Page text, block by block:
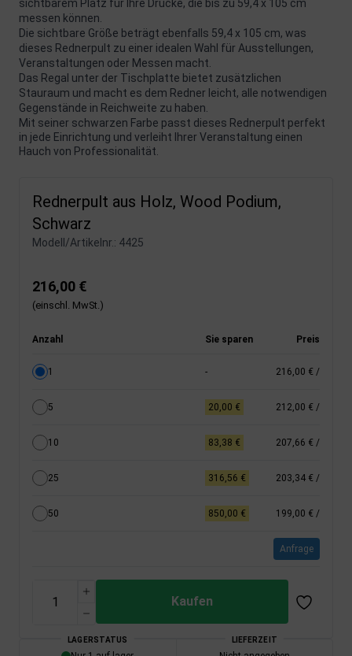
sichtbarem Platz für Ihre Drucke, die bis zu 59,4 x 105 cm
messen können.
Die sichtbare Größe beträgt ebenfalls 59,4 x 105 cm, was
dieses Rednerpult zu einer idealen Wahl für Ausstellungen,
Veranstaltungen oder Messen macht.
Das Regal unter der Tischplatte bietet zusätzlichen
Stauraum und macht es dem Redner leicht, alle notwendigen
Gegenstände in Reichweite zu haben.
Mit seiner schwarzen Farbe passt dieses Rednerpult perfekt
in jede Einrichtung und verleiht Ihrer Veranstaltung einen
Hauch von Professionalität.
Rednerpult aus Holz, Wood Podium,
Schwarz
Modell/Artikelnr.: 4425
216,00 €
(einschl. MwSt.)
Anzahl Sie sparen Preis
1 - 216,00 € /
5 20,00 € 212,00 € /
10 83,38 € 207,66 € /
25 316,56 € 203,34 € /
50 850,00 € 199,00 € /
Anfrage
Kaufen
LAGERSTATUS LIEFERZEIT